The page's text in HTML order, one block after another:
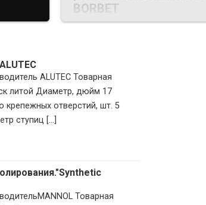
BORBET
ALUTEC Товарная
литой Диаметр, дюйм 17
отверстий, шт. 5
ступиц [...]
Товарная